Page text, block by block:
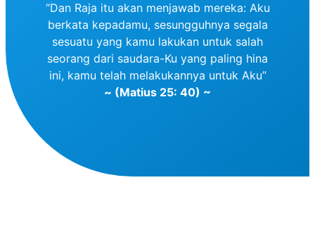
“Dan Raja itu akan menjawab mereka: Aku
berkata kepadamu, sesungguhnya segala
sesuatu yang kamu lakukan untuk salah
seorang dari saudara-Ku yang paling hina
ini, kamu telah melakukannya untuk Aku”
~ (Matius 25: 40) ~